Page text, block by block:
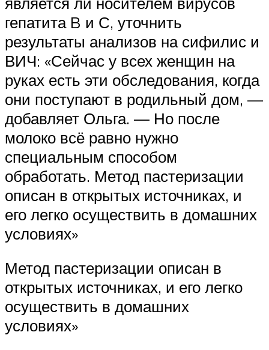
гепатита B и С, уточнить
результаты анализов на сифилис и
ВИЧ: «Сейчас у всех женщин на
руках есть эти обследования, когда
они поступают в родильный дом, —
добавляет Ольга. — Но после
молоко всё равно нужно
специальным способом
обработать. Метод пастеризации
описан в открытых источниках, и
его легко осуществить в домашних
условиях»
Метод пастеризации описан в
открытых источниках, и его легко
осуществить в домашних
условиях»